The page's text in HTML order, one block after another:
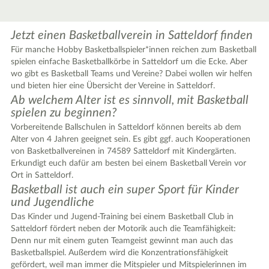
3
Jetzt einen Basketballverein in Satteldorf finden
Für manche Hobby Basketballspieler*innen reichen zum Basketball
spielen einfache Basketballkörbe in Satteldorf um die Ecke. Aber
wo gibt es Basketball Teams und Vereine? Dabei wollen wir helfen
und bieten hier eine Übersicht der Vereine in Satteldorf.
Ab welchem Alter ist es sinnvoll, mit Basketball
spielen zu beginnen?
Vorbereitende Ballschulen in Satteldorf können bereits ab dem
Alter von 4 Jahren geeignet sein. Es gibt ggf. auch Kooperationen
von Basketballvereinen in 74589 Satteldorf mit Kindergärten.
Erkundigt euch dafür am besten bei einem Basketball Verein vor
Ort in Satteldorf.
Basketball ist auch ein super Sport für Kinder
und Jugendliche
Das Kinder und Jugend-Training bei einem Basketball Club in
Satteldorf fördert neben der Motorik auch die Teamfähigkeit:
Denn nur mit einem guten Teamgeist gewinnt man auch das
Basketballspiel. Außerdem wird die Konzentrationsfähigkeit
gefördert, weil man immer die Mitspieler und Mitspielerinnen im